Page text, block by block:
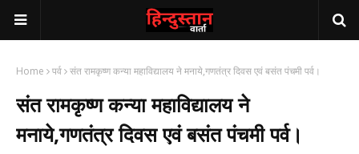
Home पर्व संत रामकृष्ण कन्या महाविद्यालय ने मनाये,गणतंत्र दिवस एवं बसंत पंचमी पर्व।
संत रामकृष्ण कन्या महाविद्यालय ने
मनाये,गणतंत्र दिवस एवं बसंत पंचमी पर्व।